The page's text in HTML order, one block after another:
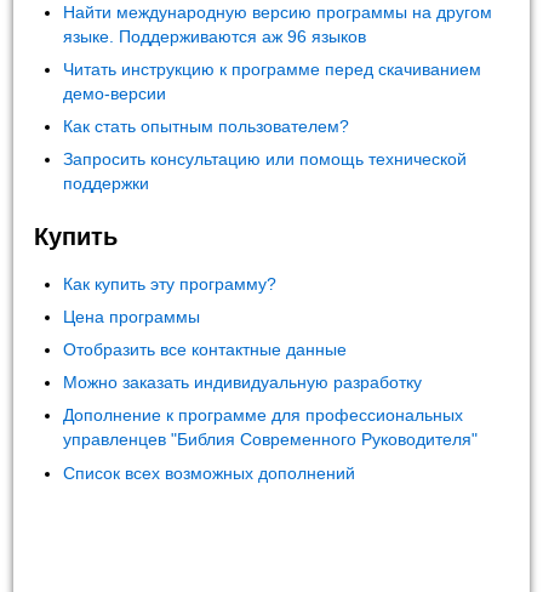
Найти международную версию программы на другом
языке. Поддерживаются аж 96 языков
Читать инструкцию к программе перед скачиванием
демо-версии
Как стать опытным пользователем?
Запросить консультацию или помощь технической
поддержки
Купить
Как купить эту программу?
Цена программы
Отобразить все контактные данные
Можно заказать индивидуальную разработку
Дополнение к программе для профессиональных
управленцев "Библия Современного Руководителя"
Список всех возможных дополнений